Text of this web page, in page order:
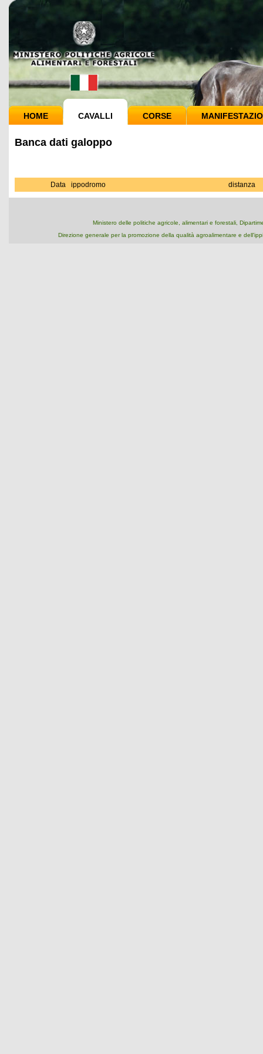
HOME CAVALLI CORSE
Banca dati galoppo
Data ippodromo distanza
Ministero delle politiche agricole, alimentari e forestali,
Direzione generale per la promozione della qualità agroalimentare e